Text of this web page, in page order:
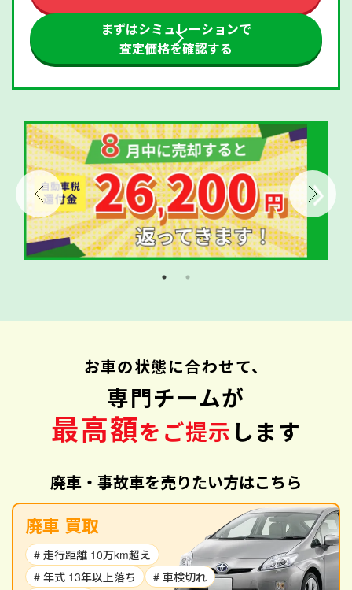
まずはシミュレーションで
査定価格を確認する
お車の状態に合わせて、
専門チームが
最高額をご提示 します
廃車・事故車を売りたい方はこちら
廃車 買取
# 走行距離 10万km超え
# 年式 13年以上落ち
# 車検切れ